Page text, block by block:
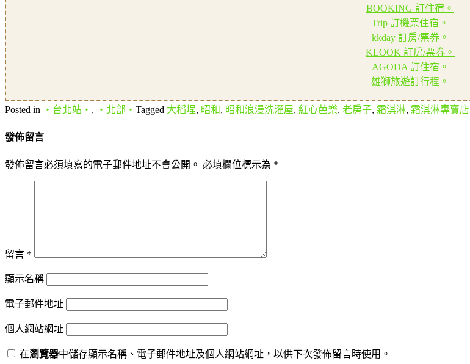
BOOKING 訂住宿。
Trip 訂機票住宿。
kkday 訂房/票券。
KLOOK 訂房/票券。
AGODA 訂住宿。
雄獅旅遊訂行程。
Posted in ‧台北站‧ , ‧北部‧ Tagged 大稻埕, 昭和, 昭和浪漫洗濯屋, 紅心芭樂, 老房子, 霜淇淋, 霜淇淋專賣店
發佈留言
發佈留言必須填寫的電子郵件地址不會公開。 必填欄位標示為 *
留言 *
顯示名稱
電子郵件地址
個人網站網址
在瀏覽器中儲存顯示名稱、電子郵件地址及個人網站網址，以供下次發佈留言時使用。